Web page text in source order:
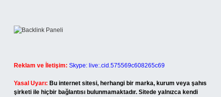
Reklam ve İletişim: Skype: live:.cid.575569c608265c69
Yasal Uyarı: Bu internet sitesi, herhangi bir marka, kurum veya şahıs
şirketi ile hiçbir bağlantısı bulunmamaktadır. Sitede yalnızca kendi